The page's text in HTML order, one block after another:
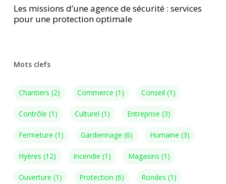
Les missions d’une agence de sécurité : services
pour une protection optimale
Mots clefs
Chantiers (2) Commerce (1) Conseil (1)
Contrôle (1) Culturel (1) Entreprise (3)
Fermeture (1) Gardiennage (6) Humaine (3)
Hyères (12) Incendie (1) Magasins (1)
Ouverture (1) Protection (6) Rondes (1)